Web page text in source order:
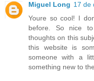
Miguel Long 17 de
Youre so cool! I
before. So nice
thoughts on this
this website is
someone with a
something new to